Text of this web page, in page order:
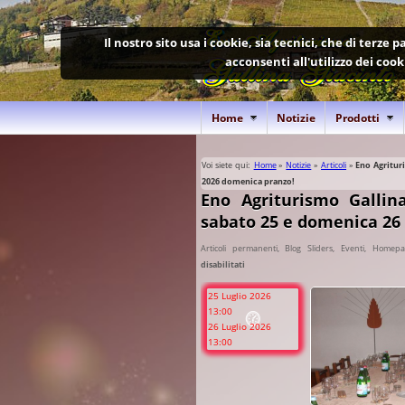
Home Notizie Prodotti
Voi siete qui: Home» Notizie » Articoli » Eno
2026 domenica pranzo!
Eno Agriturismo
sabato 25 e domenica
Articoli permanenti, Blog Sliders, Eventi,
disabilitati
Eno
Agriturismo
Gallina
Giacinto
Piemonte
25 Luglio 2026
13:00
26 Luglio 2026
13:00
Il nostro sito usa i cookie, sia tecnici, che di terze
acconsenti all'utilizzo dei